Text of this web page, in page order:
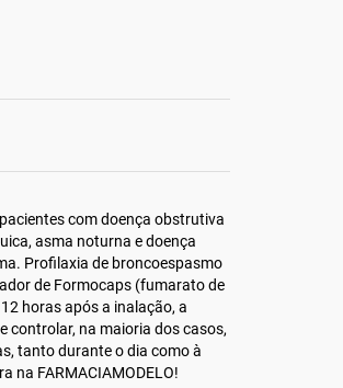
com doença obstrutiva
asma noturna e doença
Profilaxia de broncoespasmo
de Formocaps (fumarato de
horas após a inalação, a
controlar, na maioria dos casos,
tanto durante o dia como à
na FARMACIAMODELO!